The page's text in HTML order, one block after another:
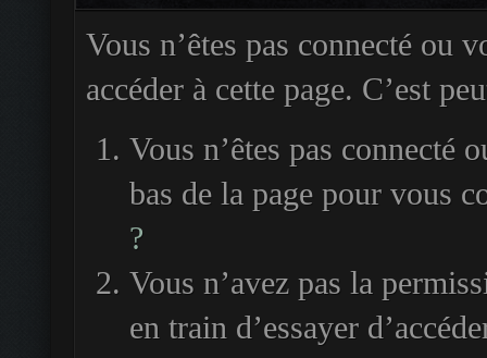
Vous n’êtes pas connecté ou
accéder à cette page. C’est
Vous n’êtes pas connecté
bas de la page pour vous
?
Vous n’avez pas la
en train d’essayer